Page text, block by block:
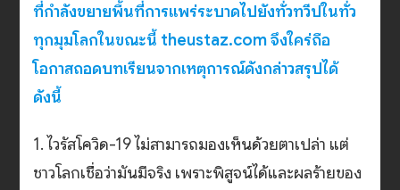
ที่กำลังขยายพื้นที่การแพร่ระบาดไปยังทั่วทวีปในทั่ว
ทุกมุมโลกในขณะนี้ theustaz.com จึงใคร่ถือ
โอกาสถอดบทเรียนจากเหตุการณ์ดังกล่าวสรุปได้
ดังนี้
1. ‏ไวรัสโควิด-19 ไม่สามารถมองเห็นด้วยตาเปล่า แต่
ชาวโลกเชื่อว่ามันมีจริง เพราะพิสูจน์ได้และผลร้ายของ